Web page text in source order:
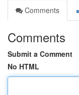
Comments
Comments
Submit a Comment
No HTML